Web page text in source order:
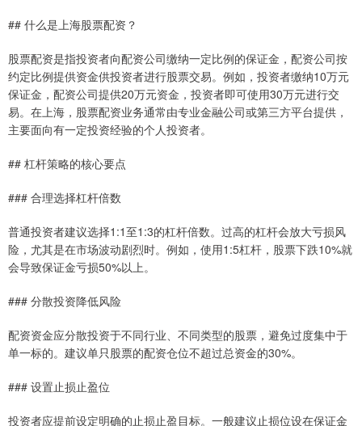
## 什么是上海股票配资？
股票配资是指投资者向配资公司缴纳一定比例的保证金，配资公司按
约定比例提供资金供投资者进行股票交易。例如，投资者缴纳10万元
保证金，配资公司提供20万元资金，投资者即可使用30万元进行交
易。在上海，股票配资业务通常由专业金融公司或第三方平台提供，
主要面向有一定投资经验的个人投资者。
## 杠杆策略的核心要点
### 合理选择杠杆倍数
普通投资者建议选择1:1至1:3的杠杆倍数。过高的杠杆会放大亏损风
险，尤其是在市场波动剧烈时。例如，使用1:5杠杆，股票下跌10%就
会导致保证金亏损50%以上。
### 分散投资降低风险
配资资金应分散投资于不同行业、不同类型的股票，避免过度集中于
单一标的。建议单只股票的配资仓位不超过总资金的30%。
### 设置止损止盈位
投资者应提前设定明确的止损止盈目标。一般建议止损位设在保证金